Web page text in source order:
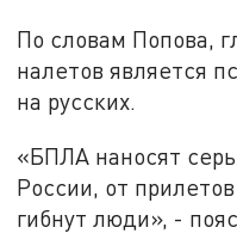
По словам Попова,
налетов является
на русских.
«БПЛА наносят
России, от
гибнут люди», -